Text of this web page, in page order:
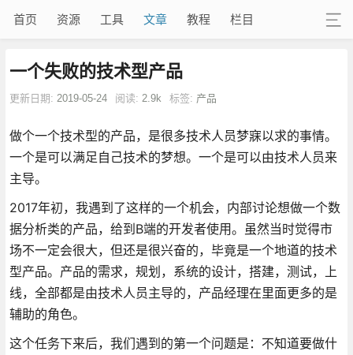
首页 资源 工具 文章 教程 栏目
一个失败的技术型产品
更新日期: 2019-05-24 阅读: 2.9k 标签: 产品
做个一个技术型的产品，是很多技术人员梦寐以求的事情。
一个是可以满足自己技术的梦想。一个是可以由技术人员来
主导。
2017年初，我遇到了这样的一个机会，内部讨论想做一个数
据分析类的产品，给到B端的开发者使用。虽然当时觉得市
场不一定会很大，但还是很兴奋的，毕竟是一个地道的技术
型产品。产品的需求，规划，系统的设计，搭建，测试，上
线，全部都是由技术人员主导的，产品经理在里面更多的是
辅助的角色。
这个任务下来后，我们遇到的第一个问题是：不知道要做什